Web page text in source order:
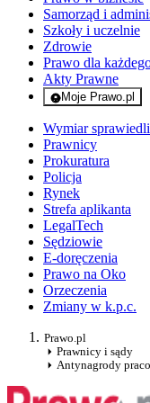
Samorząd i
Szkoły i uczelnie
Zdrowie
Prawo dla
Akty Prawne
Moje Prawo.pl
-
Wymiar
Prawnicy
Prokuratura
Policja
Rynek
Strefa aplikanta
LegalTech
Sędziowie
E-doręczenia
Prawo na Oko
Orzeczenia
Zmiany w k.p.c.
Prawo.pl
Prawnicy i sądy
Antynagrody